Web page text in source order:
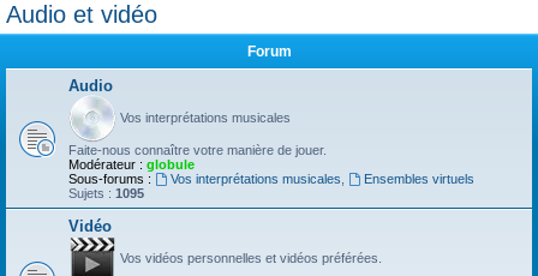
Audio et vidéo
Forum
Audio
Vos interprétations musicales
Faite-nous connaître votre manière de jouer.
Modérateur : globule
Sous-forums :
Vos interprétations musicales
Ensembles virtuels
Sujets : 1095
Vidéo
Vos vidéos personnelles et vidéos préférées.